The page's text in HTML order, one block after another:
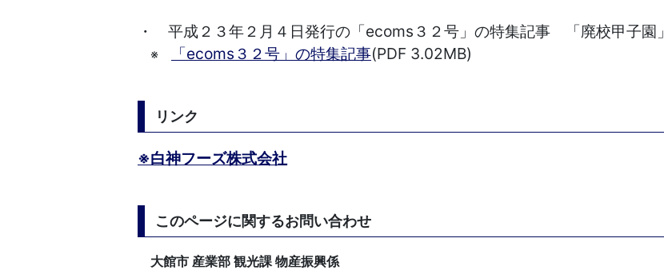
・ 平成２３年２月４日発行の「ecoms３２号」の特集記事 「廃校甲子園」
※ 「ecoms３２号」の特集記事(PDF 3.02MB)
リンク
※白神フーズ株式会社
このページに関するお問い合わせ
大館市 産業部 観光課 物産振興係